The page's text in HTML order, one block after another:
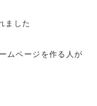
ました
ムページを作る人が